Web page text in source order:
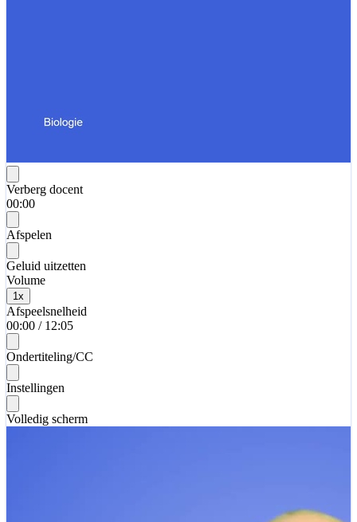
Verberg docent
00:00
Afspelen
Geluid uitzetten
Volume
1 x
Afspeelsnelheid
00:00 / 12:05
Ondertiteling/CC
Instellingen
Volledig scherm